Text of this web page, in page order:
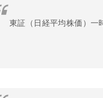
東証（日経平均株価）一